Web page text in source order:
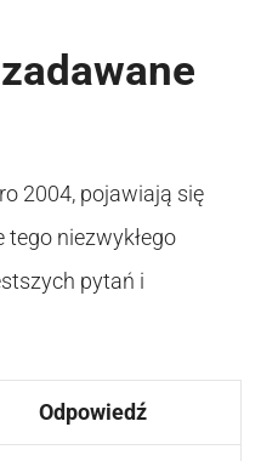
2004, pojawiają się
niezwykłego
pytań i
Odpowiedź